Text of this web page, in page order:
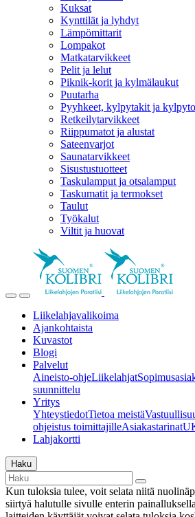
Kuksat
Kynttilät ja lyhdyt
Lämpömittarit
Lompakot
Matkatarvikkeet
Pelit ja lelut
Piknik-korit ja kylmälaukut
Puutarha
Pyyhkeet, kylpytakit ja
Retkeilytarvikkeet
Riippumatot ja alustat
Sateenvarjot
Saunatarvikkeet
Sisustustuotteet
Taskulamput ja otsalamput
Taskumatit ja termokset
Taulut
Työkalut
Viltit ja huovat
Liikelahjavalikoima
Ajankohtaista
Kuvastot
Blogi
Palvelut
Aineisto-ohjeLiikelahjat
suunnittelu
Yritys
YhteystiedotTietoa meistä
ohjeistus toimittajilleAsiakastarinat
Lahjakortti
Haku
Kun tuloksia tulee, voit selata niitä
siirtyä halutulle sivulle enterin